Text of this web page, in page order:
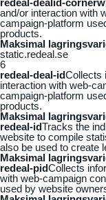
and/or interaction with
campaign-platform
products.
Maksimal
static.redeal.se
6
redeal-deal-idCollects
interaction with web-
campaign-platform
products.
Maksimal
redeal-idTracks the
website to compile
also be used to create
Maksimal
redeal-pidCollects
with web-campaign
used by website